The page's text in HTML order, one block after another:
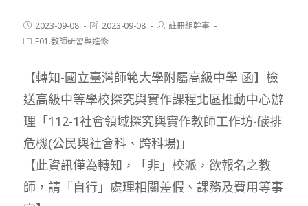
Post
published:
2023-09-08
Post
last
modified:
2023-09-08
Post註冊組幹事
PostF01.教師研習與進修
【轉知-國立臺灣師範大學附屬高級中學 函】檢
送高級中等學校探究與實作課程北區推動中心辦
理「112-1社會領域探究與實作教師工作坊-碳排
危機(公民與社會科、跨科場)」
【此資訊僅為轉知，「非」校派，欲報名之教
師，請「自行」處理相關差假、課務及費用等事